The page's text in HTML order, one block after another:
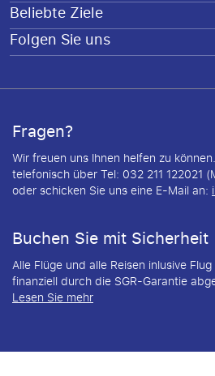
Beliebte Ziele
Folgen Sie uns
Fragen?
Wir freuen uns Ihnen helfen zu
telefonisch über Tel: 032 211 122021
oder schicken Sie uns eine E-Mail an:
Buchen Sie mit Sicherheit
Alle Flüge und alle Reisen inlusive
finanziell durch die SGR-Garantie
Lesen Sie mehr